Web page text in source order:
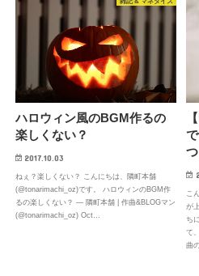
ハロウィン風のBGM作るの
楽しくない？
2017.10.03
ねぇ？楽しくない？ こんにちは、隣町本舗
(@tonarimachi_oz)です。 ハロウィンのBGM作
るの楽しくない？ — 隣町本舗 | 作曲&BLOGマン
(@tonarimachi_oz) Oct…
つ
こ
が
ち
て
曲